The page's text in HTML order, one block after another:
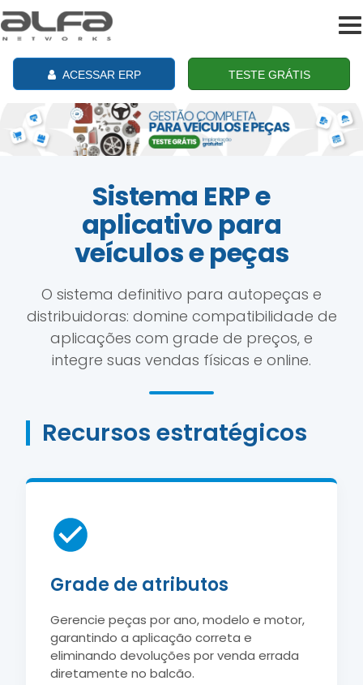
ACESSAR ERP TESTE GRÁTIS
Sistema ERP e
aplicativo para
veículos e peças
O sistema definitivo para autopeças e
distribuidoras: domine compatibilidade de
aplicações com grade de preços, e
integre suas vendas físicas e online.
Recursos estratégicos
Grade de atributos
Gerencie peças por ano, modelo e motor,
garantindo a aplicação correta e
eliminando devoluções por venda errada
diretamente no balcão.